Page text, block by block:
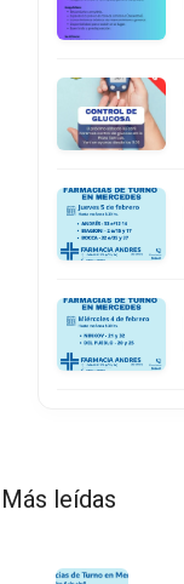
Más leídas